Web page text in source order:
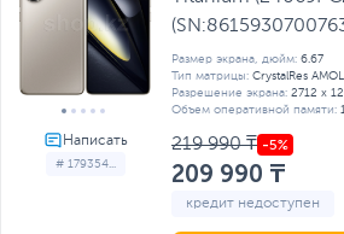
# 179354...
Размер экрана, дюйм: 6.67
Тип матрицы: CrystalRes
Разрешение экрана: 2712 x
Объем оперативной памяти:
219 990 ₸
209 990 ₸
кредит недоступен